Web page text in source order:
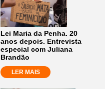
Lei Maria da Penha. 20
anos depois. Entrevista
especial com Juliana
Brandão
LER MAIS